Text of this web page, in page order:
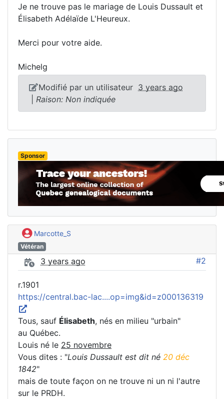
Je ne trouve pas le mariage de Louis Dussault et
Élisabeth Adélaïde L'Heureux.
Merci pour votre aide.
Michelg
Modifié par un utilisateur 3 years ago
Raison: Non indiquée
Sponsor
Marcotte_S
Vétéran
3 years ago #2
r.1901
https://central.bac-lac....op=img&id=z000136319
Tous, sauf Élisabeth, nés en milieu "urbain"
au Québec.
Louis né le 25 novembre
Vous dites : "Louis Dussault est dit né 20 déc
1842"
mais de toute façon on ne trouve ni un ni l'autre
sur le PRDH.